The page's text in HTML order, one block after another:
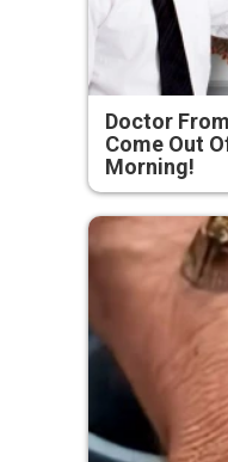
Doctor
Come Out
Morning!